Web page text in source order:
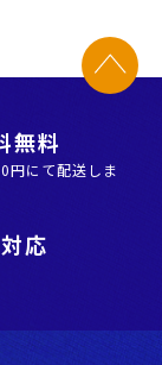
無料
円にて配送しま
応